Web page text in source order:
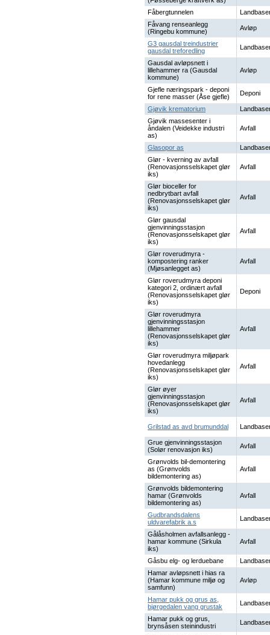
Fåbergtunnelen
Fåvang renseanlegg
(Ringebu kommune)
Avløp
G3 gausdal treindustrier
gausdal treforedling
Gausdal avløpsnett i
lillehammer ra (Gausdal
kommune)
Avløp
Gjefle næringspark - deponi
for rene masser (Åse gjefle)
Deponi
Gjøvik krematorium
Gjøvik massesenter i
åndalen (Veidekke industri
as)
Avfall
Glasopor as
Glør - kverning av avfall
(Renovasjonsselskapet glør
iks)
Avfall
Glør bioceller for
nedbrytbart avfall
(Renovasjonsselskapet glør
iks)
Avfall
Glør gausdal
gjenvinningsstasjon
(Renovasjonsselskapet glør
iks)
Avfall
Glør roverudmyra -
kompostering ranker
(Mjøsanlegget as)
Avfall
Glør roverudmyra deponi
kategori 2, ordinært avfall
(Renovasjonsselskapet glør
iks)
Deponi
Glør roverudmyra
gjenvinningsstasjon
lillehammer
(Renovasjonsselskapet glør
iks)
Avfall
Glør roverudmyra miljøpark
hovedanlegg
(Renovasjonsselskapet glør
iks)
Avfall
Glør øyer
gjenvinningsstasjon
(Renovasjonsselskapet glør
iks)
Avfall
Grilstad as avd brumunddal
Grue gjenvinningsstasjon
(Solør renovasjon iks)
Avfall
Grønvolds bil-demontering
as (Grønvolds
bildemontering as)
Avfall
Grønvolds bildemontering
hamar (Grønvolds
bildemontering as)
Avfall
Gudbrandsdalens
uldvarefabrik a.s
Gålåsholmen avfallsanlegg -
hamar kommune (Sirkula
iks)
Avfall
Gåsbu elg- og lerduebane
Hamar avløpsnett i hias ra
(Hamar kommune miljø og
samfunn)
Avløp
Hamar pukk og grus as,
bjørgedalen vang grustak
Hamar pukk og grus,
brynsåsen steinindustri